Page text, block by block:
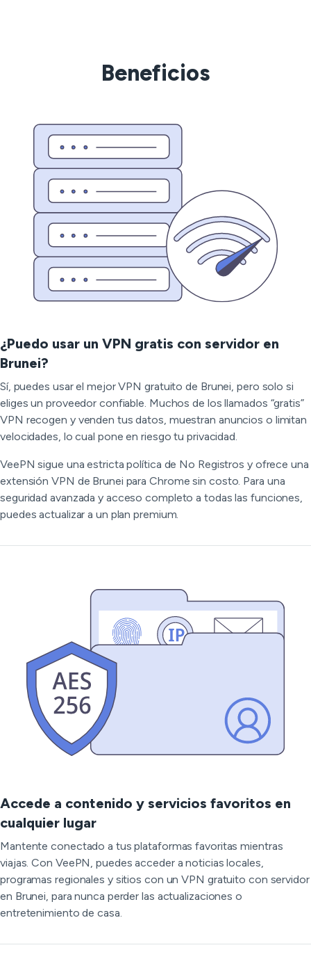
Beneficios
¿Puedo usar un VPN gratis con servidor en
Brunei?
Sí, puedes usar el mejor VPN gratuito de Brunei, pero solo si
eliges un proveedor confiable. Muchos de los llamados “gratis”
VPN recogen y venden tus datos, muestran anuncios o limitan
velocidades, lo cual pone en riesgo tu privacidad.
VeePN sigue una estricta política de No Registros y ofrece una
extensión VPN de Brunei para Chrome sin costo. Para una
seguridad avanzada y acceso completo a todas las funciones,
puedes actualizar a un plan premium.
Accede a contenido y servicios favoritos en
cualquier lugar
Mantente conectado a tus plataformas favoritas mientras
viajas. Con VeePN, puedes acceder a noticias locales,
programas regionales y sitios con un VPN gratuito con servidor
en Brunei, para nunca perder las actualizaciones o
entretenimiento de casa.